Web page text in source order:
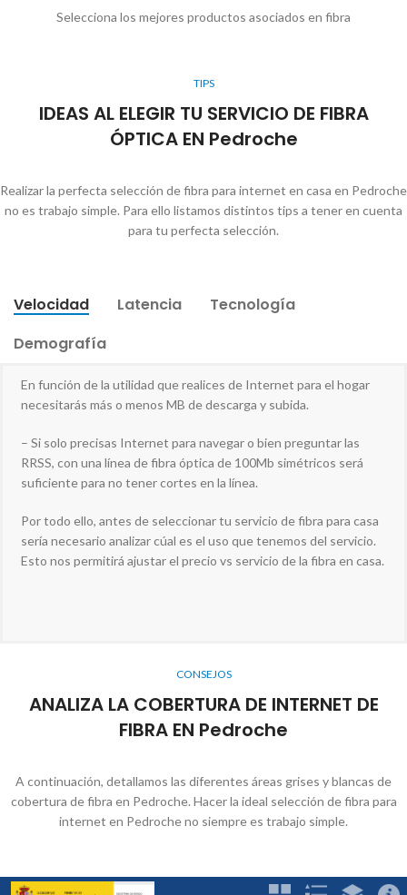
Selecciona los mejores productos asociados en fibra
TIPS
IDEAS AL ELEGIR TU SERVICIO DE FIBRA
ÓPTICA EN Pedroche
Realizar la perfecta selección de fibra para internet en casa en Pedroche
no es trabajo simple. Para ello listamos distintos tips a tener en cuenta
para tu perfecta selección.
Velocidad Latencia
Tecnología
Demografía
En función de la utilidad que realices de Internet para el hogar
necesitarás más o menos MB de descarga y subida.
– Si solo precisas Internet para navegar o bien preguntar las
RRSS, con una línea de fibra óptica de 100Mb simétricos será
suficiente para no tener cortes en la línea.
Por todo ello, antes de seleccionar tu servicio de fibra para casa
sería necesario analizar cúal es el uso que tenemos del servicio.
Esto nos permitirá ajustar el precio vs servicio de la fibra en casa.
CONSEJOS
ANALIZA LA COBERTURA DE INTERNET DE
FIBRA EN Pedroche
A continuación, detallamos las diferentes áreas grises y blancas de
cobertura de fibra en Pedroche. Hacer la ideal selección de fibra para
internet en Pedroche no siempre es trabajo simple.